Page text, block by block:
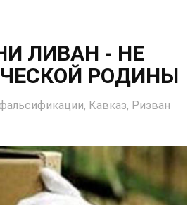
ЛИВАН - НЕ
РОДИНЫ
Кавказ, Ризван